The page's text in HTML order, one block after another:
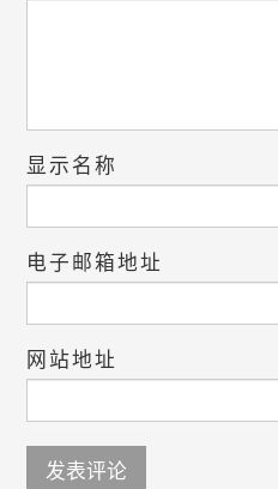
显示名称
电子邮箱地址
网站地址